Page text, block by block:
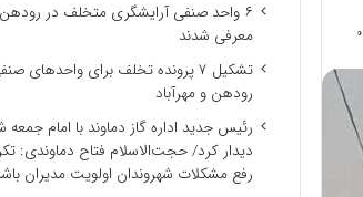
0
۶ واحد صنفی آرایشگری متخلف در رودهن
معرفی شدند
تشکیل ۷ پرونده تخلف برای واحدهای
رودهن و مهرآباد
رئیس جدید اداره گاز دماوند با امام جمعه
دیدار کرد/ حجت‌الاسلام فتاح دماوندی:
رفع مشکلات شهروندان اولویت مدیران